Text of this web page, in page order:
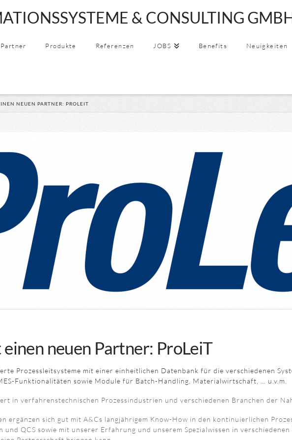
& CONSULTING
Partner Produkte Referenzen JOBS Benefits Neuigkeiten
NEUEN PARTNER: PROLEIT
neuen Partner: ProLeiT
Prozessleitsysteme mit einer einheitlichen Datenbank für die verschiedenen
Funktionalitäten sowie Module für Batch-Handling, Materialwirtschaft, … u.v.m.
in verfahrenstechnischen Prozessindustrien und verschiedenen Branchen der
ergänzen sich gut mit A&Cs langjährigem Know-How in den kontinuierlichen
QCS sowie mit unserer Erfahrung und unserem Spezialwissen in